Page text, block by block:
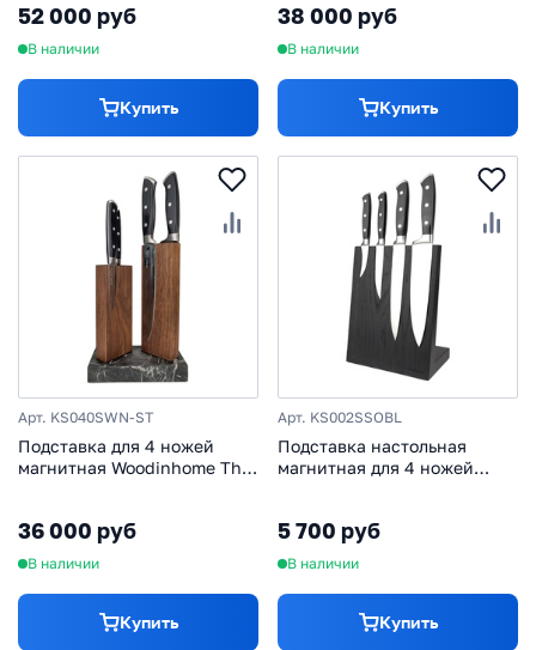
52 000 руб
В наличии
Купить
38 000 руб
В наличии
Купить
Арт. KS040SWN-ST
Подставка для 4 ножей
магнитная Woodinhome The
36 000 руб
В наличии
Купить
Арт. KS002SSOBL
Подставка настольная
магнитная для 4 ножей
5 700 руб
В наличии
Купить